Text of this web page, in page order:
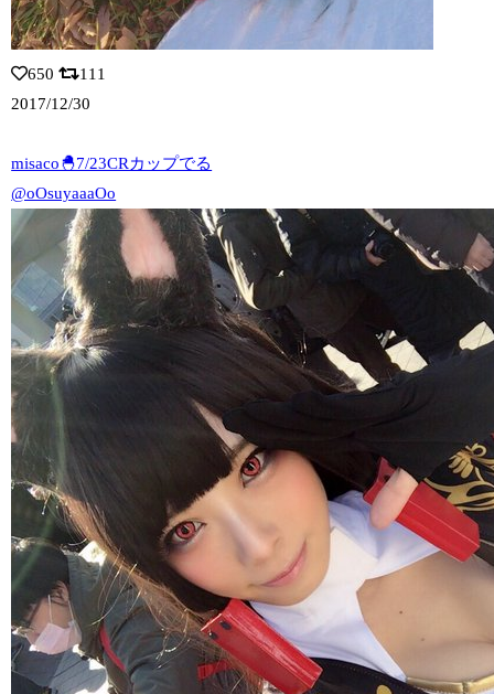
650
111
2017/12/30
misaco🐣7/23CRカップでる
@oOsuyaaaOo